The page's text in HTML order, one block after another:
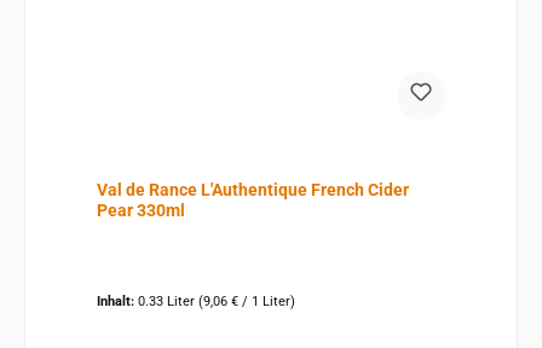
Val de Rance L'Authentique French Cider
Pear 330ml
Inhalt: 0.33 Liter (9,06 € / 1 Liter)